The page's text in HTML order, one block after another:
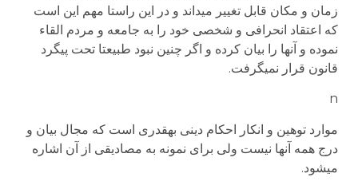
زمان و مکان قابل تغییر می­داند و در این راستا مهم این است
که اعتقاد انحرافی و شخصی خود را به جامعه و مردم القاء
نموده و آنها را بیان کرده و اگر چنین نبود طبیعتا تحت پیگرد
قانون قرار نمی­گرفت.
n
موارد توهین و انکار احکام دینی به­قدری است که مجال بیان و
درج همه آنها نیست ولی برای نمونه به مصادیقی از آن اشاره
می­شود.